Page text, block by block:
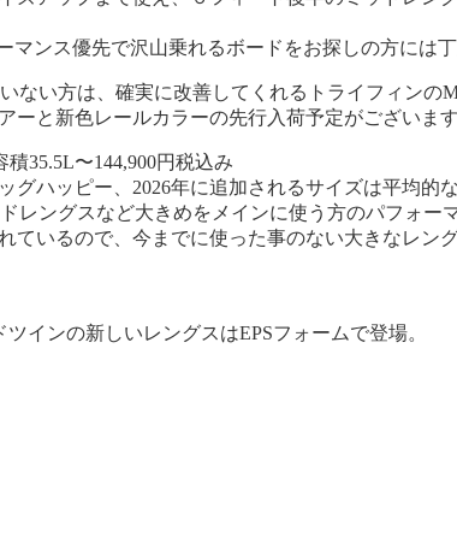
ンス優先で沢山乗れるボードをお探しの方には
い方は、確実に改善してくれるトライフィンの
ーと新色レールカラーの先行入荷予定がございます
積35.5L〜144,900円税込み
ハッピー、2026年に追加されるサイズは平均
ングスなど大きめをメインに使う方のパフォー
ているので、今までに使った事のない大きなレ
ツインの新しいレングスはEPSフォームで登場。